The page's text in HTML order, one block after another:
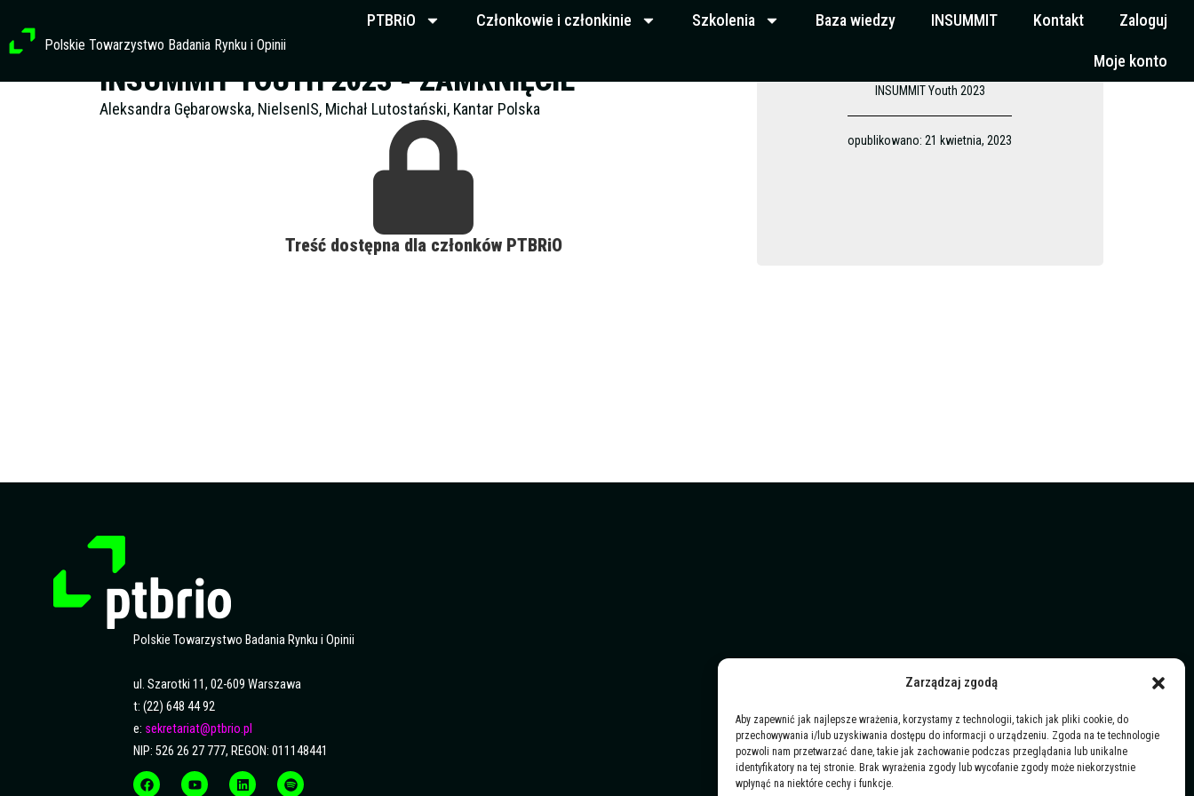
Zarządzaj zgodą
Aby zapewnić jak najlepsze wrażenia, korzystamy z technologii, takich jak pliki cookie, do
przechowywania i/lub uzyskiwania dostępu do informacji o urządzeniu. Zgoda na te technologie
pozwoli nam przetwarzać dane, takie jak zachowanie podczas przeglądania lub unikalne
identyfikatory na tej stronie. Brak wyrażenia zgody lub wycofanie zgody może niekorzystnie
wpłynąć na niektóre cechy i funkcje.
treści
Polskie Towarzystwo Badania Rynku i Opinii
PTBRiO Członkowie i członkinie Szkolenia Baza wiedzy INSUMMIT Kontakt Zaloguj
Moje konto
INSUMMIT YOUTH 2023 - ZAMKNIĘCIE
Aleksandra Gębarowska, NielsenIS, Michał Lutostański, Kantar Polska
Treść dostępna dla członków PTBRiO
INSUMMIT Youth 2023
opublikowano: 21 kwietnia, 2023
Polskie Towarzystwo Badania Rynku i Opinii
ul. Szarotki 11, 02-609 Warszawa
t: (22) 648 44 92
e: sekretariat@ptbrio.pl
NIP: 526 26 27 777, REGON: 011148441
F
a
Y
o
L
i
S
p